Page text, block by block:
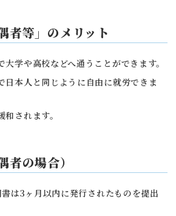
者等」 のメリット
学や高校などへ通うことができます。
日本人と同じように自由に就労できま
されます。
者の場合）
は3ヶ月以内に発行されたものを提出